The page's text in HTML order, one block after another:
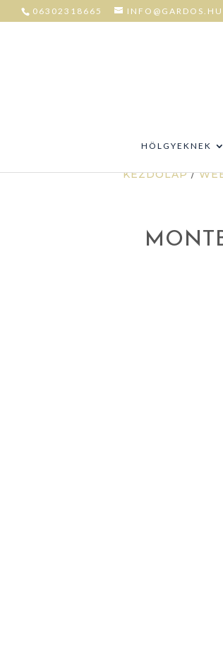
06302318665 INFO@GARDOS.HU
HÖLGYEKNEK
KEZDŐLAP/